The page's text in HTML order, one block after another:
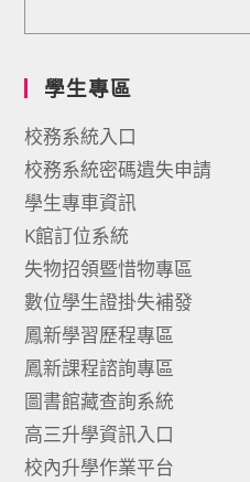
學生專區
校務系統入口
校務系統密碼遺失申請
學生專車資訊
K館訂位系統
失物招領暨惜物專區
數位學生證掛失補發
鳳新學習歷程專區
鳳新課程諮詢專區
圖書館藏查詢系統
高三升學資訊入口
校內升學作業平台